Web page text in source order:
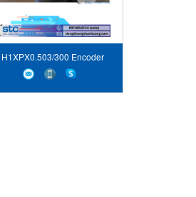
H1XPX0.503/300 Encoder